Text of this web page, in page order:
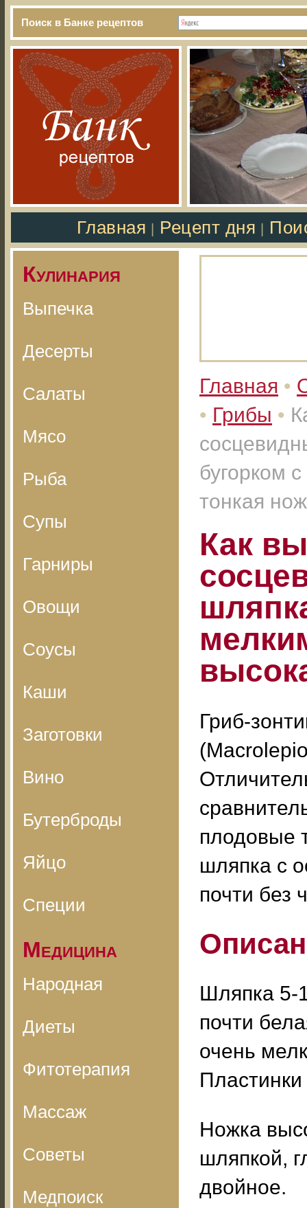
Поиск в Банке рецептов
Главная Рецепт дня
Кулинария
Выпечка
Десерты
Салаты
Мясо
Рыба
Супы
Гарниры
Овощи
Соусы
Каши
Заготовки
Вино
Бутерброды
Яйцо
Специи
Медицина
Народная
Диеты
Фитотерапия
Массаж
Советы
Медпоиск
Главная •
• Грибы •
бугорком
тонкая
Как
Гриб-
плодовые
шляпка с
почти без
Шляпка 5-
почти
очень
Ножка
шляпкой,
двойное.